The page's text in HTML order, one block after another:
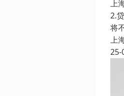
上
2.
将
上
25-